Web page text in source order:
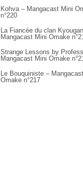
Kohva – Mangacast Mini
n°220
La Fiancée du clan
Mangacast Mini Omake
Strange Lessons by
Mangacast Mini Omake
Le Bouquiniste –
Omake n°217